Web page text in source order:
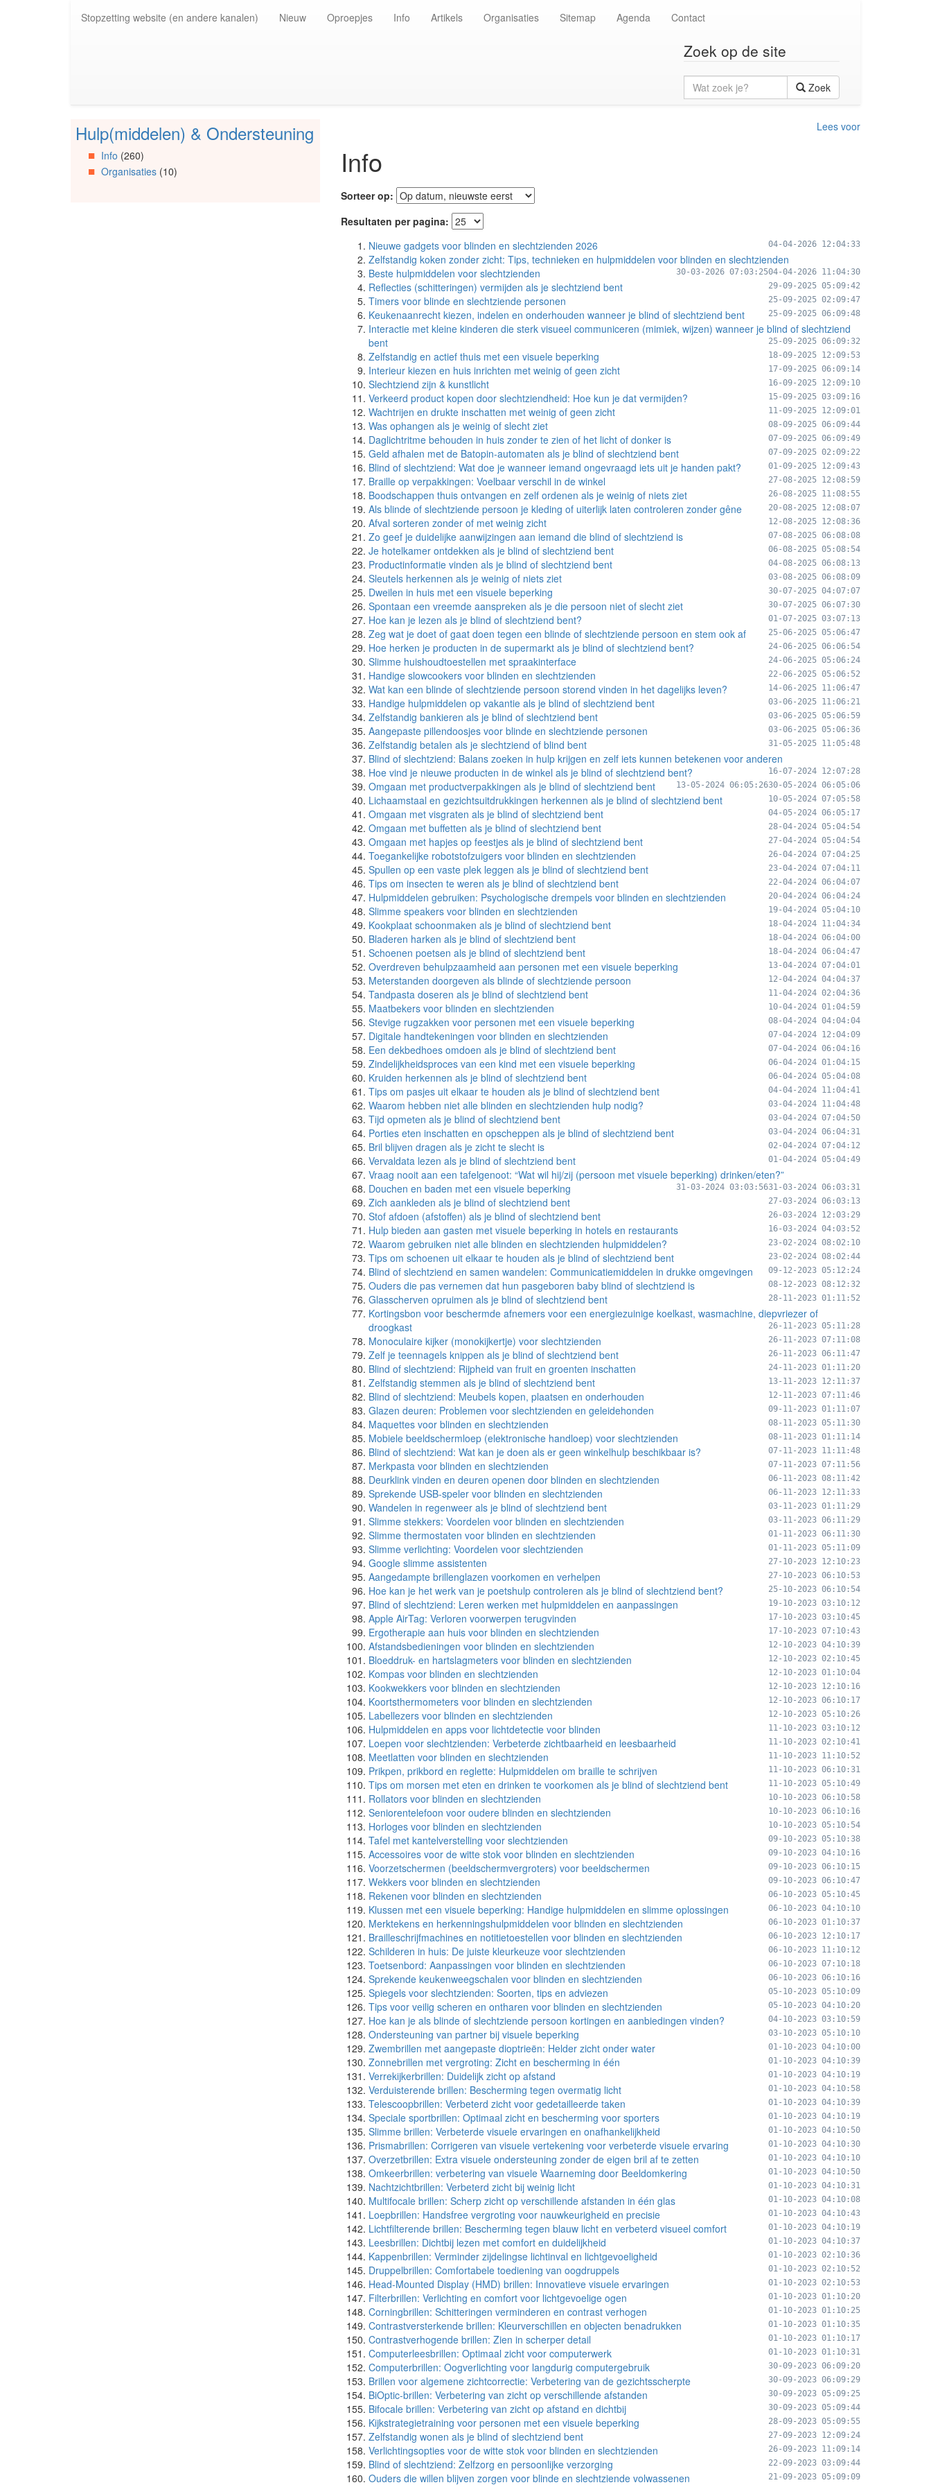
Stopzetting website (en andere kanalen) Nieuw Oproepjes Info Artikels Organisaties Sitemap Agenda Contact
Zoek op de site
Wat
zoek
je?
Zoek
Spring
Artikels
Spring
Hulp(middelen) & Ondersteuning
Info (260)
Organisaties(10)
Lees voor
Info
Sorteer op:
Resultaten per pagina:
Nieuwe gadgets voor blinden en slechtzienden 2026
04-04-2026 12:04:33
Zelfstandig koken zonder zicht: Tips, technieken en hulpmiddelen voor blinden en slechtzienden
04-04-2026 11:04:30
Beste hulpmiddelen voor slechtzienden 30-03-2026 07:03:25
Reflecties (schitteringen) vermijden als je slechtziend bent 29-09-2025 05:09:42
Timers voor blinde en slechtziende personen 25-09-2025 02:09:47
Keukenaanrecht kiezen, indelen en onderhouden wanneer je blind of slechtziend bent 25-09-2025 06:09:48
Interactie met kleine kinderen die sterk visueel communiceren (mimiek, wijzen) wanneer je blind of slechtziend
bent
25-09-2025 06:09:32
Zelfstandig en actief thuis met een visuele beperking 18-09-2025 12:09:53
Interieur kiezen en huis inrichten met weinig of geen zicht 17-09-2025 06:09:14
Slechtziend zijn & kunstlicht 16-09-2025 12:09:10
Verkeerd product kopen door slechtziendheid: Hoe kun je dat vermijden? 15-09-2025 03:09:16
Wachtrijen en drukte inschatten met weinig of geen zicht 11-09-2025 12:09:01
Was ophangen als je weinig of slecht ziet 08-09-2025 06:09:44
Daglichtritme behouden in huis zonder te zien of het licht of donker is 07-09-2025 06:09:49
Geld afhalen met de Batopin-automaten als je blind of slechtziend bent 07-09-2025 02:09:22
Blind of slechtziend: Wat doe je wanneer iemand ongevraagd iets uit je handen pakt? 01-09-2025 12:09:43
Braille op verpakkingen: Voelbaar verschil in de winkel 27-08-2025 12:08:59
Boodschappen thuis ontvangen en zelf ordenen als je weinig of niets ziet 26-08-2025 11:08:55
Als blinde of slechtziende persoon je kleding of uiterlijk laten controleren zonder gêne 20-08-2025 12:08:07
Afval sorteren zonder of met weinig zicht 12-08-2025 12:08:36
Zo geef je duidelijke aanwijzingen aan iemand die blind of slechtziend is 07-08-2025 06:08:08
Je hotelkamer ontdekken als je blind of slechtziend bent 06-08-2025 05:08:54
Productinformatie vinden als je blind of slechtziend bent 04-08-2025 06:08:13
Sleutels herkennen als je weinig of niets ziet 03-08-2025 06:08:09
Dweilen in huis met een visuele beperking 30-07-2025 04:07:07
Spontaan een vreemde aanspreken als je die persoon niet of slecht ziet 30-07-2025 06:07:30
Hoe kan je lezen als je blind of slechtziend bent? 01-07-2025 03:07:13
Zeg wat je doet of gaat doen tegen een blinde of slechtziende persoon en stem ook af 25-06-2025 05:06:47
Hoe herken je producten in de supermarkt als je blind of slechtziend bent? 24-06-2025 06:06:54
Slimme huishoudtoestellen met spraakinterface 24-06-2025 05:06:24
Handige slowcookers voor blinden en slechtzienden 22-06-2025 05:06:52
Wat kan een blinde of slechtziende persoon storend vinden in het dagelijks leven? 14-06-2025 11:06:47
Handige hulpmiddelen op vakantie als je blind of slechtziend bent 03-06-2025 11:06:21
Zelfstandig bankieren als je blind of slechtziend bent 03-06-2025 05:06:59
Aangepaste pillendoosjes voor blinde en slechtziende personen 03-06-2025 05:06:36
Zelfstandig betalen als je slechtziend of blind bent 31-05-2025 11:05:48
Blind of slechtziend: Balans zoeken in hulp krijgen en zelf iets kunnen betekenen voor anderen
16-07-2024 12:07:28
Hoe vind je nieuwe producten in de winkel als je blind of slechtziend bent?
30-05-2024 06:05:06
Omgaan met productverpakkingen als je blind of slechtziend bent 13-05-2024 06:05:26
Lichaamstaal en gezichtsuitdrukkingen herkennen als je blind of slechtziend bent 10-05-2024 07:05:58
Omgaan met visgraten als je blind of slechtziend bent 04-05-2024 06:05:17
Omgaan met buffetten als je blind of slechtziend bent 28-04-2024 05:04:54
Omgaan met hapjes op feestjes als je blind of slechtziend bent 27-04-2024 05:04:54
Toegankelijke robotstofzuigers voor blinden en slechtzienden 26-04-2024 07:04:25
Spullen op een vaste plek leggen als je blind of slechtziend bent 23-04-2024 07:04:11
Tips om insecten te weren als je blind of slechtziend bent 22-04-2024 06:04:07
Hulpmiddelen gebruiken: Psychologische drempels voor blinden en slechtzienden 20-04-2024 06:04:24
Slimme speakers voor blinden en slechtzienden 19-04-2024 05:04:10
Kookplaat schoonmaken als je blind of slechtziend bent 18-04-2024 11:04:34
Bladeren harken als je blind of slechtziend bent 18-04-2024 06:04:00
Schoenen poetsen als je blind of slechtziend bent 18-04-2024 06:04:47
Overdreven behulpzaamheid aan personen met een visuele beperking 13-04-2024 07:04:01
Meterstanden doorgeven als blinde of slechtziende persoon 12-04-2024 04:04:37
Tandpasta doseren als je blind of slechtziend bent 11-04-2024 02:04:36
Maatbekers voor blinden en slechtzienden 10-04-2024 01:04:59
Stevige rugzakken voor personen met een visuele beperking 08-04-2024 04:04:04
Digitale handtekeningen voor blinden en slechtzienden 07-04-2024 12:04:09
Een dekbedhoes omdoen als je blind of slechtziend bent 07-04-2024 06:04:16
Zindelijkheidsproces van een kind met een visuele beperking 06-04-2024 01:04:15
Kruiden herkennen als je blind of slechtziend bent 06-04-2024 05:04:08
Tips om pasjes uit elkaar te houden als je blind of slechtziend bent 04-04-2024 11:04:41
Waarom hebben niet alle blinden en slechtzienden hulp nodig? 03-04-2024 11:04:48
Tijd opmeten als je blind of slechtziend bent 03-04-2024 07:04:50
Porties eten inschatten en opscheppen als je blind of slechtziend bent 03-04-2024 06:04:31
Bril blijven dragen als je zicht te slecht is 02-04-2024 07:04:12
Vervaldata lezen als je blind of slechtziend bent 01-04-2024 05:04:49
Vraag nooit aan een tafelgenoot: “Wat wil hij/zij (persoon met visuele beperking) drinken/eten?”
31-03-2024 06:03:31
Douchen en baden met een visuele beperking 31-03-2024 03:03:56
Zich aankleden als je blind of slechtziend bent 27-03-2024 06:03:13
Stof afdoen (afstoffen) als je blind of slechtziend bent 26-03-2024 12:03:29
Hulp bieden aan gasten met visuele beperking in hotels en restaurants 16-03-2024 04:03:52
Waarom gebruiken niet alle blinden en slechtzienden hulpmiddelen? 23-02-2024 08:02:10
Tips om schoenen uit elkaar te houden als je blind of slechtziend bent 23-02-2024 08:02:44
Blind of slechtziend en samen wandelen: Communicatiemiddelen in drukke omgevingen 09-12-2023 05:12:24
Ouders die pas vernemen dat hun pasgeboren baby blind of slechtziend is 08-12-2023 08:12:32
Glasscherven opruimen als je blind of slechtziend bent 28-11-2023 01:11:52
Kortingsbon voor beschermde afnemers voor een energiezuinige koelkast, wasmachine, diepvriezer of
droogkast
26-11-2023 05:11:28
Monoculaire kijker (monokijkertje) voor slechtzienden 26-11-2023 07:11:08
Zelf je teennagels knippen als je blind of slechtziend bent 26-11-2023 06:11:47
Blind of slechtziend: Rijpheid van fruit en groenten inschatten 24-11-2023 01:11:20
Zelfstandig stemmen als je blind of slechtziend bent 13-11-2023 12:11:37
Blind of slechtziend: Meubels kopen, plaatsen en onderhouden 12-11-2023 07:11:46
Glazen deuren: Problemen voor slechtzienden en geleidehonden 09-11-2023 01:11:07
Maquettes voor blinden en slechtzienden 08-11-2023 05:11:30
Mobiele beeldschermloep (elektronische handloep) voor slechtzienden 08-11-2023 01:11:14
Blind of slechtziend: Wat kan je doen als er geen winkelhulp beschikbaar is? 07-11-2023 11:11:48
Merkpasta voor blinden en slechtzienden 07-11-2023 07:11:56
Deurklink vinden en deuren openen door blinden en slechtzienden 06-11-2023 08:11:42
Sprekende USB-speler voor blinden en slechtzienden 06-11-2023 12:11:33
Wandelen in regenweer als je blind of slechtziend bent 03-11-2023 01:11:29
Slimme stekkers: Voordelen voor blinden en slechtzienden 03-11-2023 06:11:29
Slimme thermostaten voor blinden en slechtzienden 01-11-2023 06:11:30
Slimme verlichting: Voordelen voor slechtzienden 01-11-2023 05:11:09
Google slimme assistenten 27-10-2023 12:10:23
Aangedampte brillenglazen voorkomen en verhelpen 27-10-2023 06:10:53
Hoe kan je het werk van je poetshulp controleren als je blind of slechtziend bent? 25-10-2023 06:10:54
Blind of slechtziend: Leren werken met hulpmiddelen en aanpassingen 19-10-2023 03:10:12
Apple AirTag: Verloren voorwerpen terugvinden 17-10-2023 03:10:45
Ergotherapie aan huis voor blinden en slechtzienden 17-10-2023 07:10:43
Afstandsbedieningen voor blinden en slechtzienden 12-10-2023 04:10:39
Bloeddruk- en hartslagmeters voor blinden en slechtzienden 12-10-2023 02:10:45
Kompas voor blinden en slechtzienden 12-10-2023 01:10:04
Kookwekkers voor blinden en slechtzienden 12-10-2023 12:10:16
Koortsthermometers voor blinden en slechtzienden 12-10-2023 06:10:17
Labellezers voor blinden en slechtzienden 12-10-2023 05:10:26
Hulpmiddelen en apps voor lichtdetectie voor blinden 11-10-2023 03:10:12
Loepen voor slechtzienden: Verbeterde zichtbaarheid en leesbaarheid 11-10-2023 02:10:41
Meetlatten voor blinden en slechtzienden 11-10-2023 11:10:52
Prikpen, prikbord en reglette: Hulpmiddelen om braille te schrijven 11-10-2023 06:10:31
Tips om morsen met eten en drinken te voorkomen als je blind of slechtziend bent 11-10-2023 05:10:49
Rollators voor blinden en slechtzienden 10-10-2023 06:10:58
Seniorentelefoon voor oudere blinden en slechtzienden 10-10-2023 06:10:16
Horloges voor blinden en slechtzienden 10-10-2023 05:10:54
Tafel met kantelverstelling voor slechtzienden 09-10-2023 05:10:38
Accessoires voor de witte stok voor blinden en slechtzienden 09-10-2023 04:10:16
Voorzetschermen (beeldschermvergroters) voor beeldschermen 09-10-2023 06:10:15
Wekkers voor blinden en slechtzienden 09-10-2023 06:10:47
Rekenen voor blinden en slechtzienden 06-10-2023 05:10:45
Klussen met een visuele beperking: Handige hulpmiddelen en slimme oplossingen 06-10-2023 04:10:10
Merktekens en herkenningshulpmiddelen voor blinden en slechtzienden 06-10-2023 01:10:37
Brailleschrijfmachines en notitietoestellen voor blinden en slechtzienden 06-10-2023 12:10:17
Schilderen in huis: De juiste kleurkeuze voor slechtzienden 06-10-2023 11:10:12
Toetsenbord: Aanpassingen voor blinden en slechtzienden 06-10-2023 07:10:18
Sprekende keukenweegschalen voor blinden en slechtzienden 06-10-2023 06:10:16
Spiegels voor slechtzienden: Soorten, tips en adviezen 05-10-2023 05:10:09
Tips voor veilig scheren en ontharen voor blinden en slechtzienden 05-10-2023 04:10:20
Hoe kan je als blinde of slechtziende persoon kortingen en aanbiedingen vinden? 04-10-2023 03:10:59
Ondersteuning van partner bij visuele beperking 03-10-2023 05:10:10
Zwembrillen met aangepaste dioptrieën: Helder zicht onder water 01-10-2023 04:10:00
Zonnebrillen met vergroting: Zicht en bescherming in één 01-10-2023 04:10:39
Verrekijkerbrillen: Duidelijk zicht op afstand 01-10-2023 04:10:19
Verduisterende brillen: Bescherming tegen overmatig licht 01-10-2023 04:10:58
Telescoopbrillen: Verbeterd zicht voor gedetailleerde taken 01-10-2023 04:10:39
Speciale sportbrillen: Optimaal zicht en bescherming voor sporters 01-10-2023 04:10:19
Slimme brillen: Verbeterde visuele ervaringen en onafhankelijkheid 01-10-2023 04:10:50
Prismabrillen: Corrigeren van visuele vertekening voor verbeterde visuele ervaring 01-10-2023 04:10:30
Overzetbrillen: Extra visuele ondersteuning zonder de eigen bril af te zetten 01-10-2023 04:10:10
Omkeerbrillen: verbetering van visuele Waarneming door Beeldomkering 01-10-2023 04:10:50
Nachtzichtbrillen: Verbeterd zicht bij weinig licht 01-10-2023 04:10:31
Multifocale brillen: Scherp zicht op verschillende afstanden in één glas 01-10-2023 04:10:08
Loepbrillen: Handsfree vergroting voor nauwkeurigheid en precisie 01-10-2023 04:10:43
Lichtfilterende brillen: Bescherming tegen blauw licht en verbeterd visueel comfort 01-10-2023 04:10:19
Leesbrillen: Dichtbij lezen met comfort en duidelijkheid 01-10-2023 04:10:37
Kappenbrillen: Verminder zijdelingse lichtinval en lichtgevoeligheid 01-10-2023 02:10:36
Druppelbrillen: Comfortabele toediening van oogdruppels 01-10-2023 02:10:52
Head-Mounted Display (HMD) brillen: Innovatieve visuele ervaringen 01-10-2023 02:10:53
Filterbrillen: Verlichting en comfort voor lichtgevoelige ogen 01-10-2023 01:10:20
Corningbrillen: Schitteringen verminderen en contrast verhogen 01-10-2023 01:10:25
Contrastversterkende brillen: Kleurverschillen en objecten benadrukken 01-10-2023 01:10:35
Contrastverhogende brillen: Zien in scherper detail 01-10-2023 01:10:17
Computerleesbrillen: Optimaal zicht voor computerwerk 01-10-2023 01:10:31
Computerbrillen: Oogverlichting voor langdurig computergebruik 30-09-2023 06:09:20
Brillen voor algemene zichtcorrectie: Verbetering van de gezichtsscherpte 30-09-2023 06:09:29
BiOptic-brillen: Verbetering van zicht op verschillende afstanden 30-09-2023 05:09:25
Bifocale brillen: Verbetering van zicht op afstand en dichtbij 30-09-2023 05:09:44
Kijkstrategietraining voor personen met een visuele beperking 28-09-2023 05:09:55
Zelfstandig wonen als je blind of slechtziend bent 27-09-2023 12:09:24
Verlichtingsopties voor de witte stok voor blinden en slechtzienden 26-09-2023 11:09:14
Blind of slechtziend: Zelfzorg en persoonlijke verzorging 22-09-2023 03:09:44
Ouders die willen blijven zorgen voor blinde en slechtziende volwassenen 21-09-2023 05:09:09